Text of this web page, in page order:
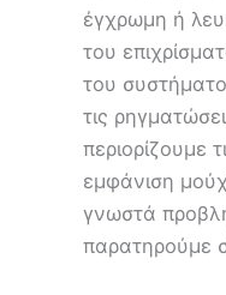
έγχρωμη ή
του
του
τις
περιορίζουμε
εμφάνιση
γνωστά
παρατηρούμε